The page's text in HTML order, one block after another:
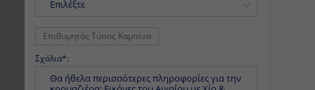
Επιλέξτε
Σχόλια*: